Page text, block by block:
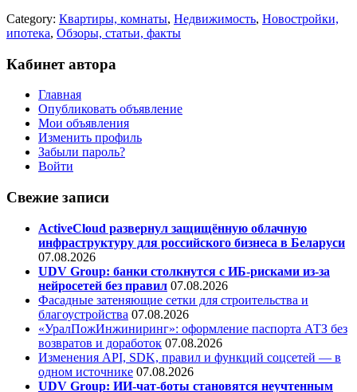
Category: Квартиры, комнаты, Недвижимость, Новостройки,
ипотека, Обзоры, статьи, факты
Кабинет автора
Главная
Опубликовать объявление
Мои объявления
Изменить профиль
Забыли пароль?
Войти
Свежие записи
ActiveCloud развернул защищённую облачную
инфраструктуру для российского бизнеса в Беларуси
07.08.2026
UDV Group: банки столкнутся с ИБ-рисками из-за
нейросетей без правил 07.08.2026
Фасадные затеняющие сетки для строительства и
благоустройства 07.08.2026
«УралПожИнжиниринг»: оформление паспорта АТЗ без
возвратов и доработок 07.08.2026
Изменения API, SDK, правил и функций соцсетей — в
одном источнике 07.08.2026
UDV Group: ИИ-чат-боты становятся неучтенным